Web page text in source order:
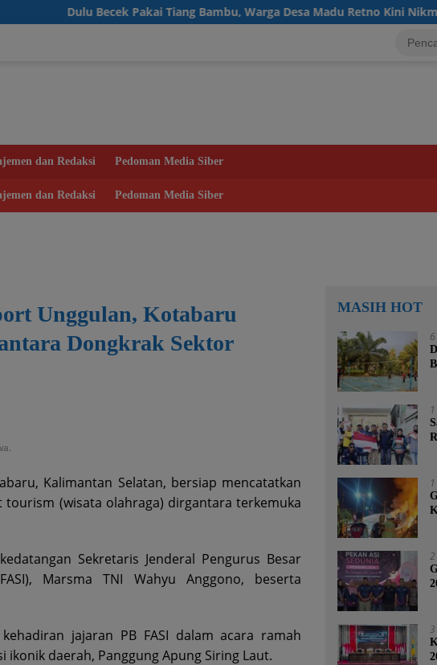
Dulu Becek Pakai Tiang Bambu, Warga Desa Madu Retno Kini Nikmati
dan Redaksi Pedoman Media Siber
dan Redaksi Pedoman Media Siber
Unggulan, Kotabaru
Dongkrak Sektor
Kalimantan Selatan, bersiap mencatatkan
(wisata olahraga) dirgantara terkemuka
Sekretaris Jenderal Pengurus Besar
Marsma TNI Wahyu Anggono, beserta
jajaran PB FASI dalam acara ramah
daerah, Panggung Apung Siring Laut.
MASIH HOT